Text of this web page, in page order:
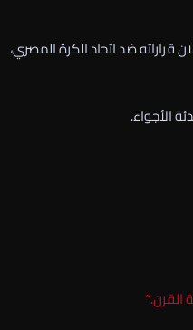
لإعلان قراراته ضد اتحاد الكرة المصري،
الأجواء.